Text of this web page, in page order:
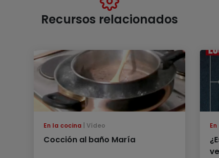
Recursos relacionados
En la cocina Vídeo
Cocción al baño María